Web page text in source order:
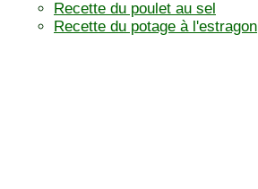
Recette du poulet au sel
Recette du potage à l'estragon